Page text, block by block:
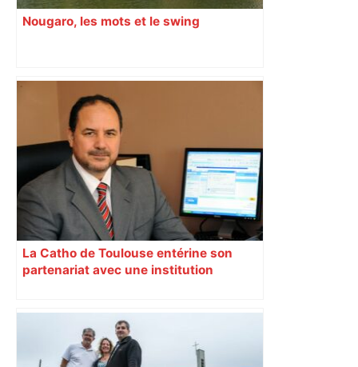
Nougaro, les mots et le swing
La Catho de Toulouse entérine son
partenariat avec une institution